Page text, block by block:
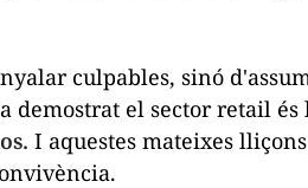
culpables, sinó
demostrat el sectorretail és
I aquestes mateixes